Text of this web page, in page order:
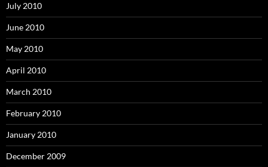
July 2010
June 2010
May 2010
April 2010
March 2010
February 2010
January 2010
December 2009